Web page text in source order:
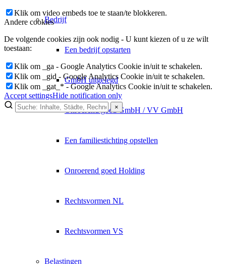
Bedrijf
Een bedrijf opstarten
GmbH uitgelegd
Onroerend goed GmbH / VV GmbH
Een familiestichting opstellen
Onroerend goed Holding
Rechtsvormen NL
Rechtsvormen VS
Belastingen
Klik om video embeds toe te staan/te blokkeren.
Andere cookies
De volgende cookies zijn ook nodig - U kunt kiezen of u ze wilt
toestaan:
Klik om _ga - Google Analytics Cookie in/uit te schakelen.
Klik om _gid - Google Analytics Cookie in/uit te schakelen.
Klik om _gat_* - Google Analytics Cookie in/uit te schakelen.
Accept settingsHide notification only
×
Lukinski Newsletter
Insights direkt ins Postfach.
Kein Spam. Jederzeit abmeldbar.